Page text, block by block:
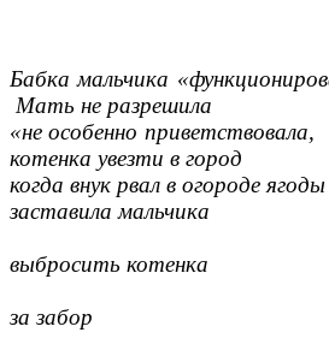
Бабка мальчика
Мать не разрешила
«не особенно
котенка увезти в город
когда внук рвал в огороде
заставила
выбросить
за забор